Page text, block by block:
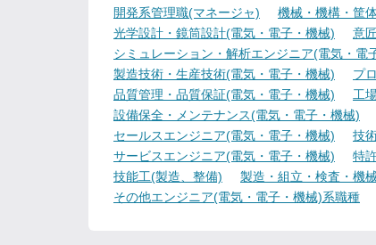
開発系管理職(マネージャ)
機械・機構・筐
光学設計・鏡筒設計(電気・電子・機械)
意
シミュレーション・解析エンジニア(電気・電
製造技術・生産技術(電気・電子・機械)
プ
品質管理・品質保証(電気・電子・機械)
工
設備保全・メンテナンス(電気・電子・機械)
セールスエンジニア(電気・電子・機械)
技
サービスエンジニア(電気・電子・機械)
特
技能工(製造、整備)
製造・組立・検査・機
その他エンジニア(電気・電子・機械)系職種